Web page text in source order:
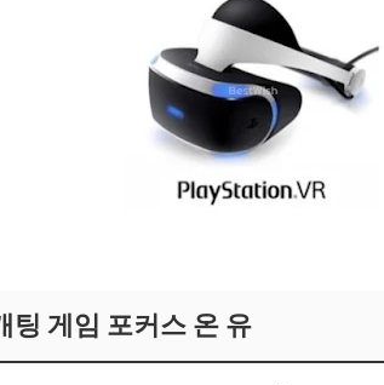
팅 게임 포커스 온 유